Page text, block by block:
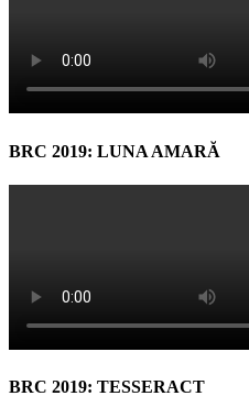
BRC 2019: LUNA AMARĂ
BRC 2019: TESSERACT